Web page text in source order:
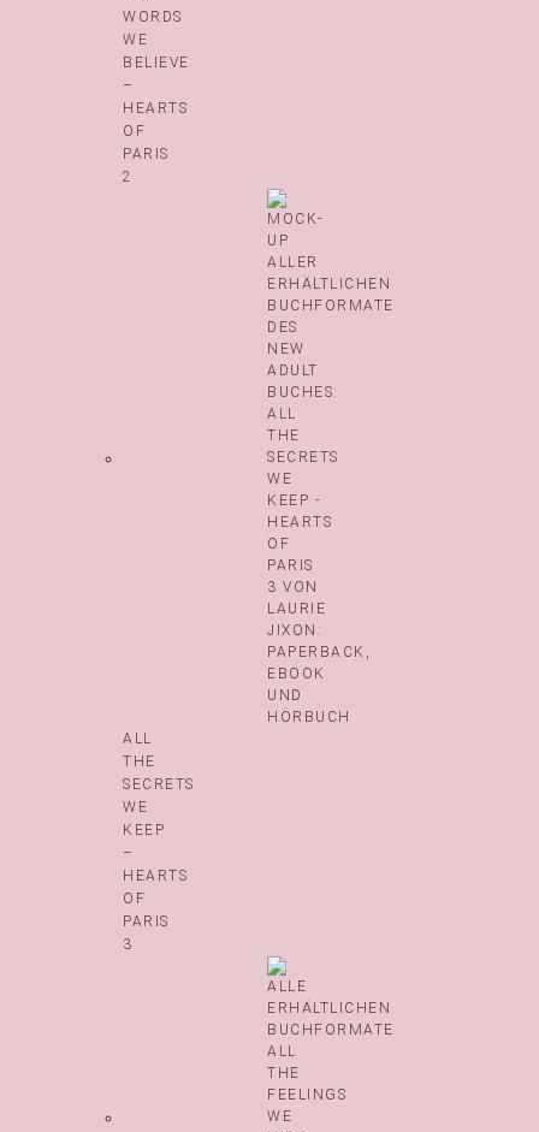
WORDS
WE
BELIEVE
–
HEARTS
OF
PARIS
2
ALL
THE
SECRETS
WE
KEEP
–
HEARTS
OF
PARIS
3